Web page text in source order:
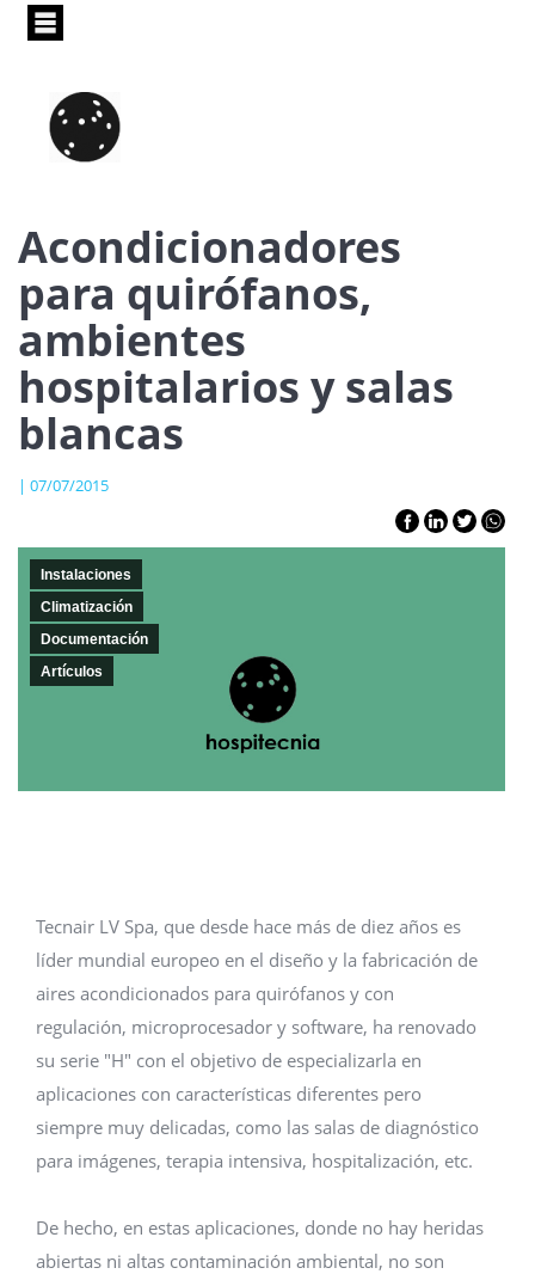
Pasar
principal
Acondicionadores
para quirófanos,
ambientes
hospitalarios y salas
blancas
| 07/07/2015
Instalaciones
Climatización
Documentación
Artículos
Tecnair LV Spa, que desde hace más de diez años es
líder mundial europeo en el diseño y la fabricación de
aires acondicionados para quirófanos y con
regulación, microprocesador y software, ha renovado
su serie "H" con el objetivo de especializarla en
aplicaciones con características diferentes pero
siempre muy delicadas, como las salas de diagnóstico
para imágenes, terapia intensiva, hospitalización, etc.
De hecho, en estas aplicaciones, donde no hay heridas
abiertas ni altas contaminación ambiental, no son